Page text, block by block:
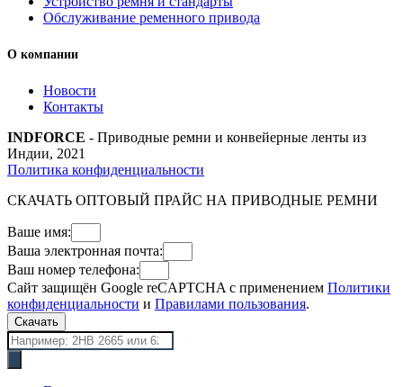
Обслуживание ременного привода
О компании
Новости
Контакты
INDFORCE - Приводные ремни и конвейерные ленты из
Индии, 2021
Политика конфиденциальности
СКАЧАТЬ ОПТОВЫЙ ПРАЙС НА ПРИВОДНЫЕ РЕМНИ
Ваше имя:
Ваша электронная почта:
Ваш номер телефона:
Сайт защищён Google reCAPTCHA с применением Политики
конфиденциальности и Правилами пользования.
Скачать
Поиск
товаров